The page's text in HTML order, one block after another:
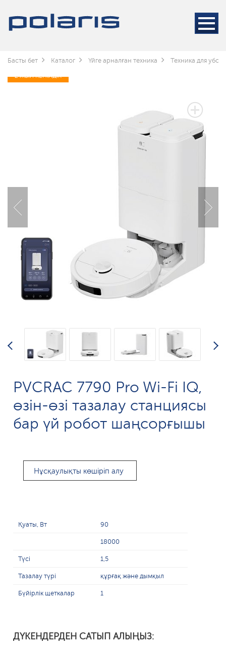
Басты бет Каталог Үйге арналған техника Техника для
2 ЖЫЛ КЕПІЛДІК
PVCRAC 7790 Pro Wi-Fi IQ,
өзін-өзі тазалау станциясы
бар үй робот шаңсорғышы
Нұсқаулықты көшіріп алу
Қуаты, Вт 90
18000
Түсі 1,5
Тазалау түрі құрғақ және дымқыл
Бүйірлік щеткалар 1
ДҮКЕНДЕРДЕН САТЫП АЛЫҢЫЗ: